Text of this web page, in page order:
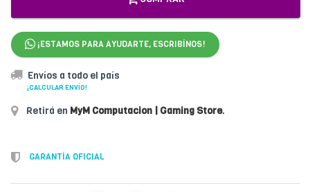
¡ESTAMOS PARA AYUDARTE, ESCRIBÍNOS!
Envíos a todo el país
¡CALCULAR ENVÍO!
Retirá en MyM Computacion | Gaming Store.
GARANTÍA OFICIAL